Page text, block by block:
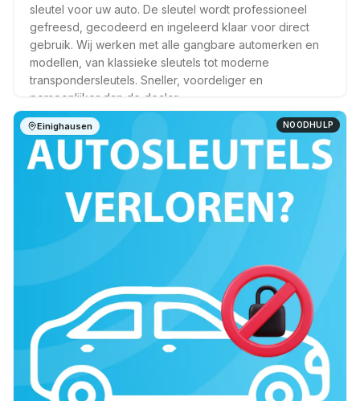
sleutel voor uw auto. De sleutel wordt professioneel
gefreesd, gecodeerd en ingeleerd klaar voor direct
gebruik. Wij werken met alle gangbare automerken en
modellen, van klassieke sleutels tot moderne
transpondersleutels. Sneller, voordeliger en
persoonlijker dan de dealer.
Op locatie 6 mnd garantie Snel ter plaatse
Einighausen NOODHULP